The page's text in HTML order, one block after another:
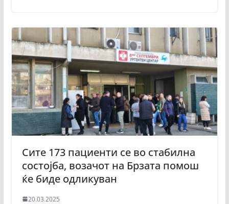
Сите 173 пациенти се во стабилна
состојба, возачот на Брзата помош
ќе биде одликуван
20.03.2025